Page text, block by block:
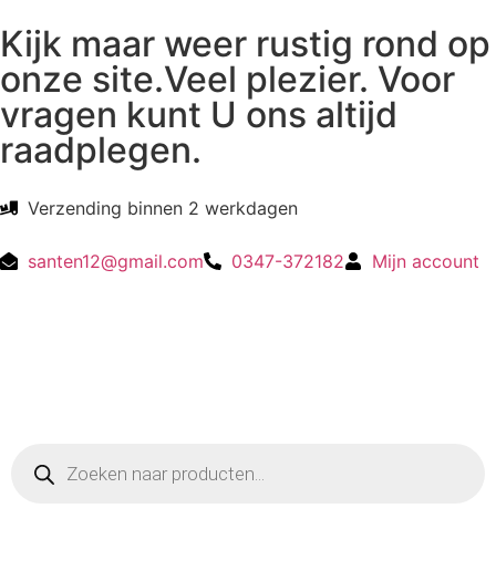
Kijk maar weer rustig rond op
onze site.Veel plezier. Voor
vragen kunt U ons altijd
raadplegen.
Verzending binnen 2 werkdagen
santen12@gmail.com 0347-372182 Mijn account